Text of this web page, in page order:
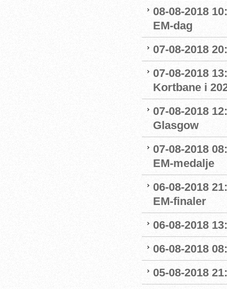
08-08-2018
EM-dag
07-08-2018
07-08-2018
Kortbane i
07-08-2018
Glasgow
07-08-2018
EM-medalje
06-08-2018
EM-finaler
06-08-2018
06-08-2018
05-08-2018